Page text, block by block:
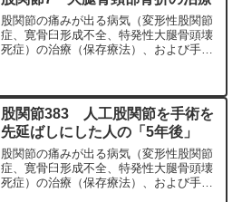
股関節の痛みが出る病気（変形性股関節
症、寛骨臼形成不全、特発性大腿骨頭壊
死症）の治療（保存療法）、および手術
科専門医（人工関節手術を専門）の塗山
正宏が色々と説明します。
股関節383 人工股関節を手術を
先延ばしにした人の「5年後」
股関節の痛みが出る病気（変形性股関節
症、寛骨臼形成不全、特発性大腿骨頭壊
死症）の治療（保存療法）、および手術